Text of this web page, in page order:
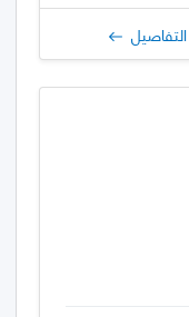
التفاصيل